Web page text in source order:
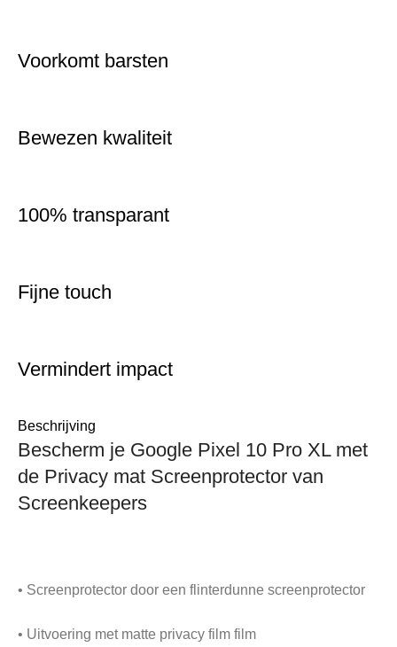
Voorkomt barsten
Bewezen kwaliteit
100% transparant
Fijne touch
Vermindert impact
Beschrijving
Bescherm je Google Pixel 10 Pro XL met
de Privacy mat Screenprotector van
Screenkeepers
• Screenprotector door een flinterdunne screenprotector
• Uitvoering met matte privacy film film